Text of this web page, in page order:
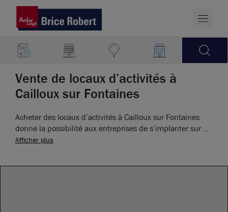
Vente de locaux d’activités à
Cailloux sur Fontaines
Acheter des locaux d’activités à Cailloux sur Fontaines
donne la possibilité aux entreprises de s’implanter sur un
territoire de la Métropole agréable et performant.
Afficher plus